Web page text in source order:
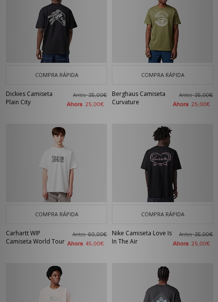
COMPRA RÁPIDA
Dickies Camiseta
Plain City
Antes35,00€
Ahora 25,00€
COMPRA RÁPIDA
Berghaus Camiseta
Curvature
Antes35,00€
Ahora 25,00€
COMPRA RÁPIDA
Carhartt WIP
Camiseta World Tour
Antes60,00€
Ahora 45,00€
COMPRA RÁPIDA
Nike Camiseta Love Is
In The Air
Antes35,00€
Ahora 25,00€